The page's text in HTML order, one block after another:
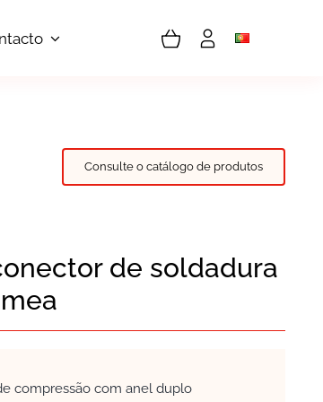
Consulte o catálogo de produtos
de soldadura
compressão com anel duplo